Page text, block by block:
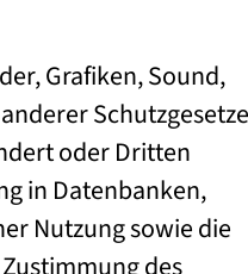
Grafiken, Sound,
oder Dritten
in Datenbanken,
Nutzung sowie die